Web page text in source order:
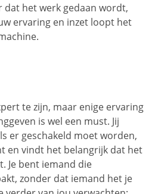
het werk gedaan wordt,
ervaring en inzet loopt het
te zijn, maar enige ervaring
is wel een must. Jij
er geschakeld moet worden,
en vindt het belangrijk dat het
Je bent iemand die
zonder dat iemand het je